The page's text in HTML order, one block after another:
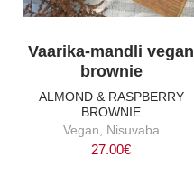
Vaarika-mandli vegan
brownie
ALMOND & RASPBERRY
BROWNIE
Vegan, Nisuvaba
27.00€